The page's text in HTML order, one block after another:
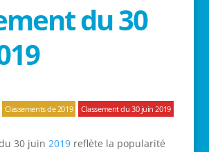
du 30
Classements de 2019 Classement du 30 juin 2019
30 juin 2019reflète la popularité